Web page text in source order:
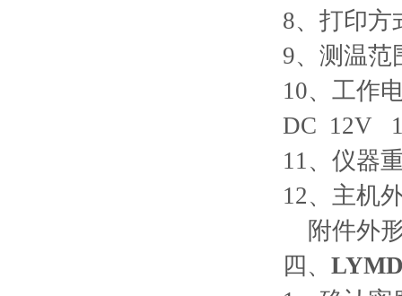
8、打印方
9、测温
10、工作
DC 12V
11、仪器
12、主机
附件外形
四、